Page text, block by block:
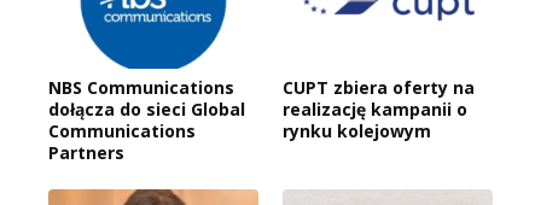
NBS Communications
dołącza do sieci Global
Communications
Partners
CUPT zbiera oferty na
realizację kampanii o
rynku kolejowym